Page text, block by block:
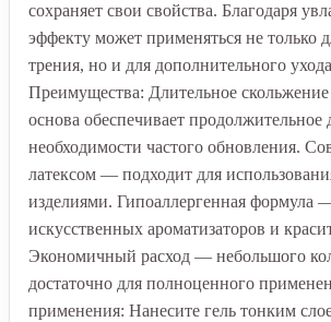
сохраняет свои свойства. Благодаря
эффекту может применяться не только
трения, но и для дополнительного
Преимущества: Длительное
основа обеспечивает продолжительное
необходимости частого обновления.
латексом — подходит для
изделиями. Гипоаллергенная формула
искусственных ароматизаторов и
Экономичный расход — небольшого
достаточно для полноценного
применения: Нанесите гель тонким